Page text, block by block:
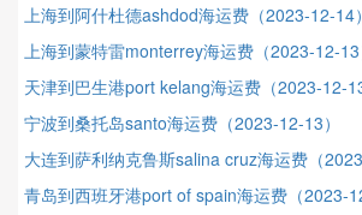
上海到阿什杜德ashdod海运费（2023-12-14）
上海到蒙特雷monterrey海运费（2023-12-13
天津到巴生港port kelang海运费（2023-12-13
宁波到桑托岛santo海运费（2023-12-13）
大连到萨利纳克鲁斯salina cruz海运费（
青岛到西班牙港port of spain海运费（2023-